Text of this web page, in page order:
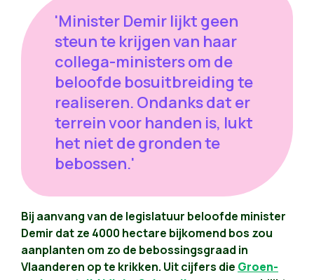
'Minister Demir lijkt geen
steun te krijgen van haar
collega-ministers om de
beloofde bosuitbreiding te
realiseren. Ondanks dat er
terrein voor handen is, lukt
het niet de gronden te
bebossen.'
Bij aanvang van de legislatuur beloofde minister
Demir dat ze 4000 hectare bijkomend bos zou
aanplanten om zo de bebossingsgraad in
Vlaanderen op te krikken. Uit cijfers die Groen-